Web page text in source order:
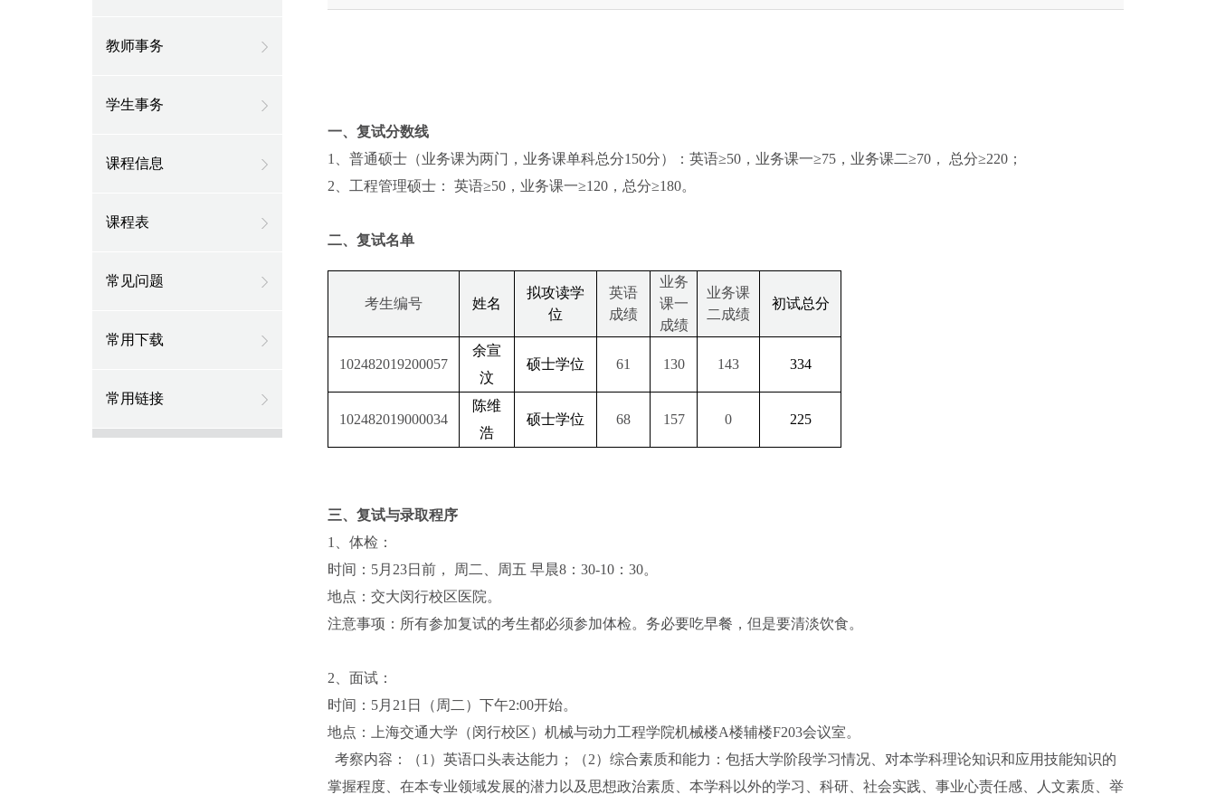
教师事务
学生事务
课程信息
课程表
常见问题
常用下载
常用链接
一、复试分数线
1、普通硕士（业务课为两门，业务课单科总分150分）：英语≥50，业务课一≥75，业务课二≥70， 总分≥220；
2、工程管理硕士： 英语≥50，业务课一≥120，总分≥180。
二、复试名单
考生编号 姓名
拟攻读学
位
英语
成绩
业务
课一
成绩
业务课
二成绩
初试总分
102482019200057
余宣
汶
硕士学位 61 130 143 334
102482019000034
陈维
浩
硕士学位 68 157 0 225
三、复试与录取程序
1、体检：
时间：5月23日前， 周二、周五 早晨8：30-10：30。
地点：交大闵行校区医院。
注意事项：所有参加复试的考生都必须参加体检。务必要吃早餐，但是要清淡饮食。
2、面试：
时间：5月21日（周二）下午2:00开始。
地点：上海交通大学（闵行校区）机械与动力工程学院机械楼A楼辅楼F203会议室。
考察内容：（1）英语口头表达能力；（2）综合素质和能力：包括大学阶段学习情况、对本学科理论知识和应用技能知识的
掌握程度、在本专业领域发展的潜力以及思想政治素质、本学科以外的学习、科研、社会实践、事业心责任感、人文素质、举